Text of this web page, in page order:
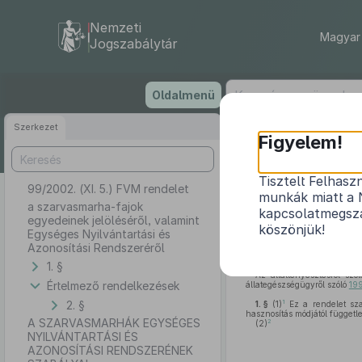
tartalomra
Nemzeti
Jogszabálytár
Oldalmenü
Szerkezet
99/2002. (XI. 5.) FVM rendelet
a szarvasmarha-fajok
egyedeinek jelöléséről, valamint
Egységes Nyilvántartási és
Azonosítási Rendszeréről
1. §
Értelmező rendelkezések
2. §
A SZARVASMARHÁK EGYSÉGES
NYILVÁNTARTÁSI ÉS
AZONOSÍTÁSI RENDSZERÉNEK
a
Az állattenyésztésről
állategészségügyről szóló
1. § (1) 1
Ez a rendelet
hasznosítás módjától
(2) 2
Figyelem!
Tisztelt
munkák miatt a
köszönjük!